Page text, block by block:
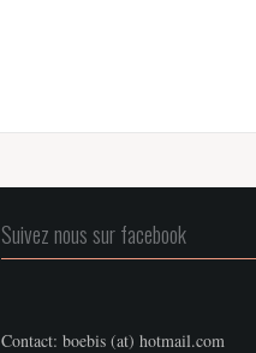
Suivez nous sur facebook
Contact: boebis (at) hotmail.com